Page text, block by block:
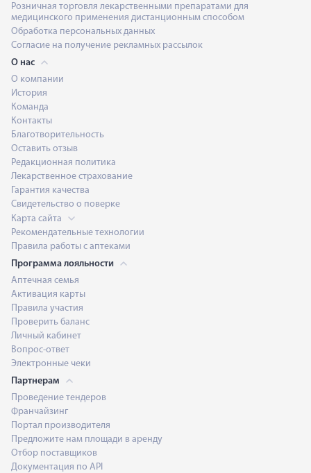
Розничная торговля лекарственными препаратами для
медицинского применения дистанционным способом
Обработка персональных данных
Согласие на получение рекламных рассылок
О нас
О компании
История
Команда
Контакты
Благотворительность
Оставить отзыв
Редакционная политика
Лекарственное страхование
Гарантия качества
Свидетельство о поверке
Карта сайта
Рекомендательные технологии
Правила работы с аптеками
Программа лояльности
Аптечная семья
Активация карты
Правила участия
Проверить баланс
Личный кабинет
Вопрос-ответ
Электронные чеки
Партнерам
Проведение тендеров
Франчайзинг
Портал производителя
Предложите нам площади в аренду
Отбор поставщиков
Документация по API